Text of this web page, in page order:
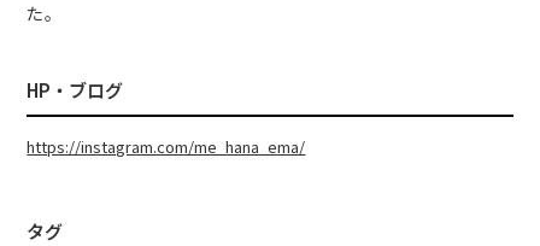
た。
HP・ブログ
https://instagram.com/me_hana_ema/
タグ